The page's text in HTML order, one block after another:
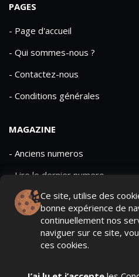
Ce site, utilise des
bonne expérience de
continuellement nos
naviguer sur ce site,
ces cookies.
PAGES
- Page d'accueil
- Qui sommes-nous ?
- Contactez-nous
- Conditions générales
MAGAZINE
- Anciens numeros
- Lire le dernier numero
- Publicite